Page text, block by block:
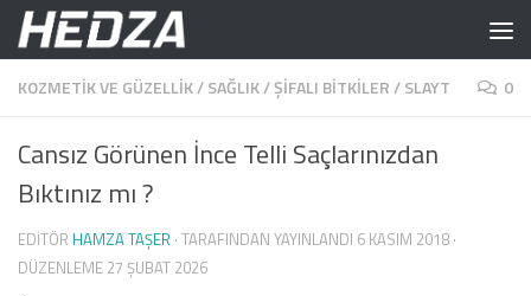
Skip to content
KOZMETIK VE GÜZELLIK/SAĞLIK/ŞIFALI BITKILER/SLAYT 0
Cansız Görünen İnce Telli Saçlarınızdan
Bıktınız mı ?
EDITÖR HAMZA TAŞER · TARAFINDAN YAYINLANDI 6 KASIM 2018 ·
DÜZENLEME 27 ŞUBAT 2026